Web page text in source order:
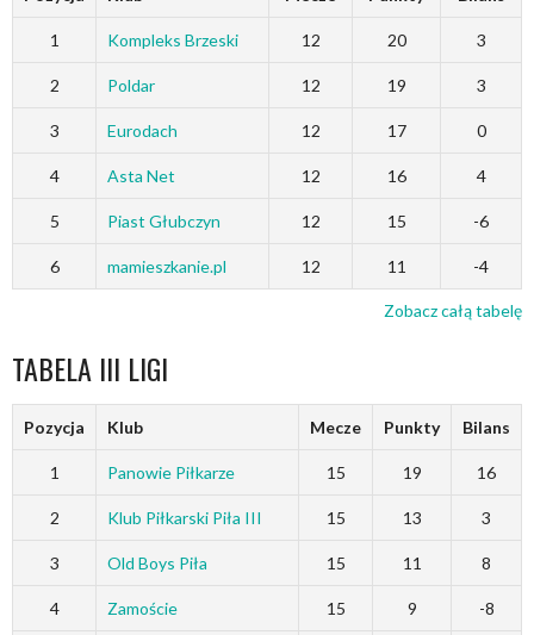
1 Kompleks Brzeski 12 20 3
2 Poldar 12 19 3
3 Eurodach 12 17 0
4 Asta Net 12 16 4
5 Piast Głubczyn 12 15 -6
6 mamieszkanie.pl 12 11 -4
Zobacz całą tabelę
TABELA III LIGI
Pozycja Klub Mecze Punkty Bilans
1 Panowie Piłkarze 15 19 16
2 Klub Piłkarski Piła III 15 13 3
3 Old Boys Piła 15 11 8
4 Zamoście 15 9 -8